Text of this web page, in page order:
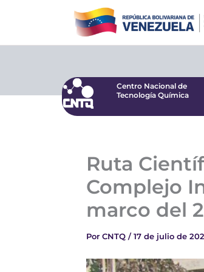
Tecnología Química
Centro Nacional de
Tecnología Química
Ruta
Complejo
marco del
Por CNTQ /17 de julio de